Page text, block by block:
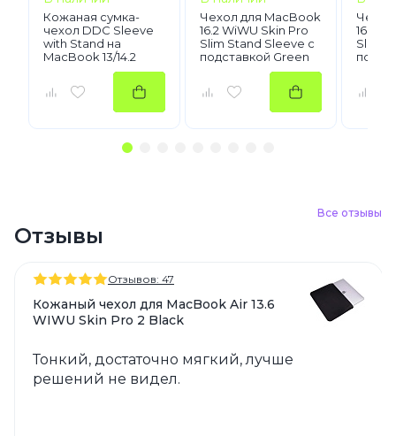
Кожаная сумка-
чехол DDC Sleeve
with Stand на
MacBook 13/14.2
Чехол для MacBook
16.2 WiWU Skin Pro
Slim Stand Sleeve с
подставкой Green
16.2
Slim
Отзывы
Все отзывы
Отзывов: 47
Кожаный чехол для MacBook Air 13.6
WIWU Skin Pro 2 Black
Тонкий, достаточно мягкий, лучше
решений не видел.